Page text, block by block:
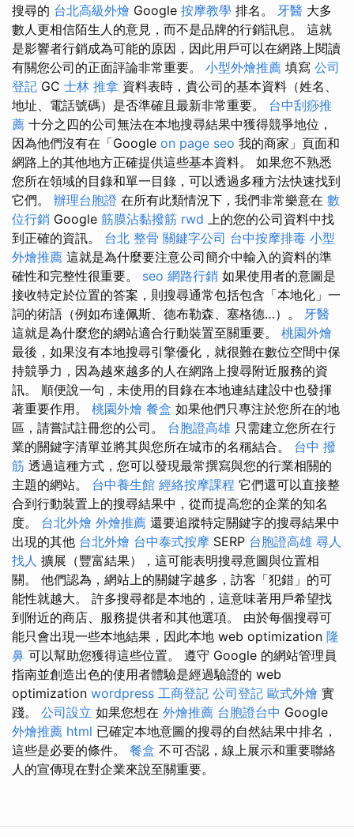
搜尋的 台北高級外燴 Google 按摩教學 排名。 牙醫 大多
數人更相信陌生人的意見，而不是品牌的行銷訊息。 這就
是影響者行銷成為可能的原因，因此用戶可以在網路上閱讀
有關您公司的正面評論非常重要。 小型外燴推薦 填寫 公司
登記 GC 士林 推拿 資料表時，貴公司的基本資料（姓名、
地址、電話號碼）是否準確且最新非常重要。 台中刮痧推
薦 十分之四的公司無法在本地搜尋結果中獲得競爭地位，
因為他們沒有在「Google on page seo 我的商家」頁面和
網路上的其他地方正確提供這些基本資料。 如果您不熟悉
您所在領域的目錄和單一目錄，可以透過多種方法快速找到
它們。 辦理台胞證 在所有此類情況下，我們非常樂意在 數
位行銷 Google 筋膜沾黏撥筋 rwd 上的您的公司資料中找
到正確的資訊。 台北 整骨 關鍵字公司 台中按摩排毒 小型
外燴推薦 這就是為什麼要注意公司簡介中輸入的資料的準
確性和完整性很重要。 seo 網路行銷 如果使用者的意圖是
接收特定於位置的答案，則搜尋通常包括包含「本地化」一
詞的術語（例如布達佩斯、德布勒森、塞格德…）。 牙醫
這就是為什麼您的網站適合行動裝置至關重要。 桃園外燴
最後，如果沒有本地搜尋引擎優化，就很難在數位空間中保
持競爭力，因為越來越多的人在網路上搜尋附近服務的資
訊。 順便說一句，未使用的目錄在本地連結建設中也發揮
著重要作用。 桃園外燴 餐盒 如果他們只專注於您所在的地
區，請嘗試註冊您的公司。 台胞證高雄 只需建立您所在行
業的關鍵字清單並將其與您所在城市的名稱結合。 台中 撥
筋 透過這種方式，您可以發現最常撰寫與您的行業相關的
主題的網站。 台中養生館 經絡按摩課程 它們還可以直接整
合到行動裝置上的搜尋結果中，從而提高您的企業的知名
度。 台北外燴 外燴推薦 還要追蹤特定關鍵字的搜尋結果中
出現的其他 台北外燴 台中泰式按摩 SERP 台胞證高雄 尋人
找人 擴展（豐富結果），這可能表明搜尋意圖與位置相
關。 他們認為，網站上的關鍵字越多，訪客「犯錯」的可
能性就越大。 許多搜尋都是本地的，這意味著用戶希望找
到附近的商店、服務提供者和其他選項。 由於每個搜尋可
能只會出現一些本地結果，因此本地 web optimization 隆
鼻 可以幫助您獲得這些位置。 遵守 Google 的網站管理員
指南並創造出色的使用者體驗是經過驗證的 web
optimization wordpress 工商登記 公司登記 歐式外燴 實
踐。 公司設立 如果您想在 外燴推薦 台胞證台中 Google
外燴推薦 html 已確定本地意圖的搜尋的自然結果中排名，
這些是必要的條件。 餐盒 不可否認，線上展示和重要聯絡
人的宣傳現在對企業來說至關重要。